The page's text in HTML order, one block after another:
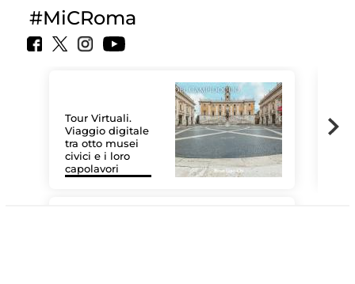
#MiCRoma
Tour Virtuali.
Viaggio digitale
tra otto musei
civici e i loro
capolavori